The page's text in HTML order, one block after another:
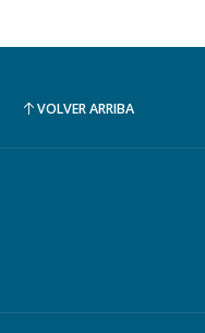
VOLVER ARRIBA